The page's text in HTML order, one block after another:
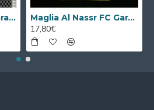
Maglia Aston Villa Gara Home 2023/2024 Maglia Al Nassr FC Gara Home 2023/2024
17,80€